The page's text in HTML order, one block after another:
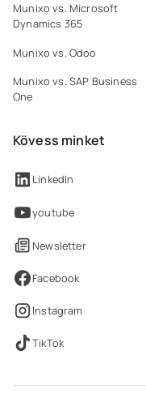
Munixo vs. Microsoft
Dynamics 365
Munixo vs. Odoo
Munixo vs. SAP Business
One
Kövess minket
LinkedIn
youtube
Newsletter
Facebook
Instagram
TikTok